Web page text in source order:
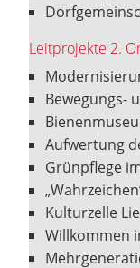
Leitprojekte 2.
Bewegungs-
Aufwertung
Grünpflege
Kulturzelle
Willkommen